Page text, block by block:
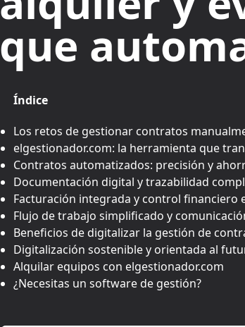
que
Índice
Los retos de gestionar contratos
elgestionador.com: la herramienta que
Contratos automatizados: precisión y
Documentación digital y trazabilidad
Facturación integrada y control financiero
Flujo de trabajo simplificado y
Beneficios de digitalizar la gestión de
Digitalización sostenible y orientada al
Alquilar equipos con elgestionador.com
¿Necesitas un software de gestión?